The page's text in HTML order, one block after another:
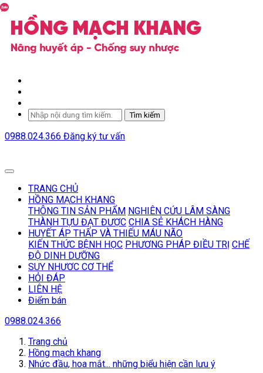
Tìm kiếm
0988.024.366 Đăng ký tư vấn
TRANG CHỦ
HỒNG MẠCH KHANG
THÔNG TIN SẢN PHẨM NGHIÊN CỨU LÂM SÀNG
THÀNH TỰU ĐẠT ĐƯỢC CHIA SẺ KHÁCH HÀNG
HUYẾT ÁP THẤP VÀ THIẾU MÁU NÃO
KIẾN THỨC BỆNH HỌC PHƯƠNG PHÁP ĐIỀU TRỊ CHẾ
ĐỘ DINH DƯỠNG
SUY NHƯƠC CƠ THỂ
HỎI ĐÁP
LIÊN HỆ
Điểm bán
0988.024.366
Trang chủ
Hồng mạch khang
Nhức đầu, hoa mắt... những biểu hiện cần lưu ý